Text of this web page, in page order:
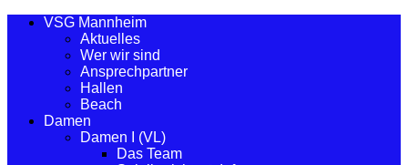
VSG Mannheim
Aktuelles
Wer wir sind
Ansprechpartner
Hallen
Beach
Damen
Damen I (VL)
Das Team